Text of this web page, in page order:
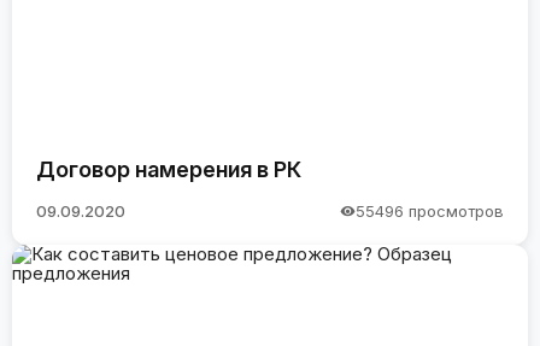
Договор намерения в РК
09.09.2020 55496 просмотров